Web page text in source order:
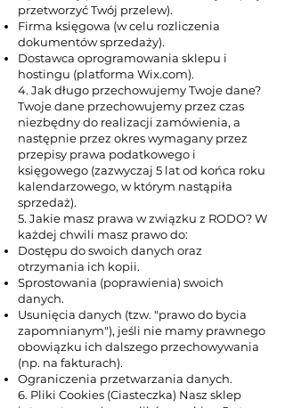
przetworzyć Twój przelew).
Firma księgowa (w celu rozliczenia
dokumentów sprzedaży).
Dostawca oprogramowania sklepu i
hostingu (platforma Wix.com).
4. Jak długo przechowujemy Twoje dane?
Twoje dane przechowujemy przez czas
niezbędny do realizacji zamówienia, a
następnie przez okres wymagany przez
przepisy prawa podatkowego i
księgowego (zazwyczaj 5 lat od końca roku
kalendarzowego, w którym nastąpiła
sprzedaż).
5. Jakie masz prawa w związku z RODO? W
każdej chwili masz prawo do:
Dostępu do swoich danych oraz
otrzymania ich kopii.
Sprostowania (poprawienia) swoich
danych.
Usunięcia danych (tzw. "prawo do bycia
zapomnianym"), jeśli nie mamy prawnego
obowiązku ich dalszego przechowywania
(np. na fakturach).
Ograniczenia przetwarzania danych.
6. Pliki Cookies (Ciasteczka) Nasz sklep